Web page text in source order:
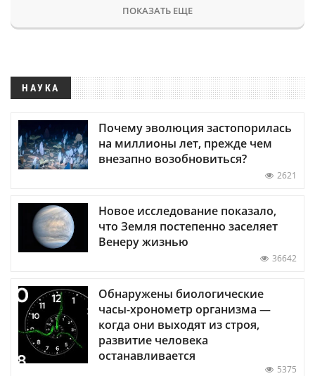
ПОКАЗАТЬ ЕЩЕ
НАУКА
Почему эволюция застопорилась
на миллионы лет, прежде чем
внезапно возобновиться?
2621
Новое исследование показало,
что Земля постепенно заселяет
Венеру жизнью
36642
Обнаружены биологические
часы-хронометр организма —
когда они выходят из строя,
развитие человека
останавливается
5375